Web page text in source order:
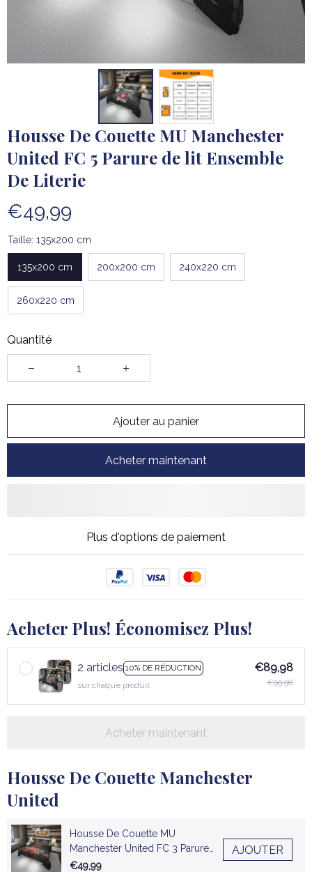
Housse De Couette MU Manchester
United FC 5 Parure de lit Ensemble
De Literie
€49,99
Taille: 135x200 cm
135x200 cm 200x200 cm 240x220 cm
260x220 cm
Quantité
Ajouter au panier
Acheter maintenant
Plus d'options de paiement
Acheter Plus! Économisez Plus!
2 articles 10% DE RÉDUCTION
sur chaque produit
€89,98
€99,98
Acheter maintenant
Housse De Couette Manchester
United
Housse De Couette MU
Manchester United FC 3 Parure
de lit Ensemble De Literie
€49,99
AJOUTER